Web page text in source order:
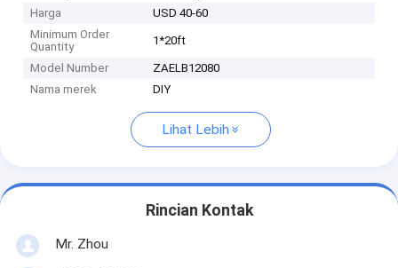
Harga
USD 40-60
Minimum Order
Quantity
1*20ft
Model Number
ZAELB12080
Nama merek
DIY
Lihat Lebih
Rincian Kontak
Mr. Zhou